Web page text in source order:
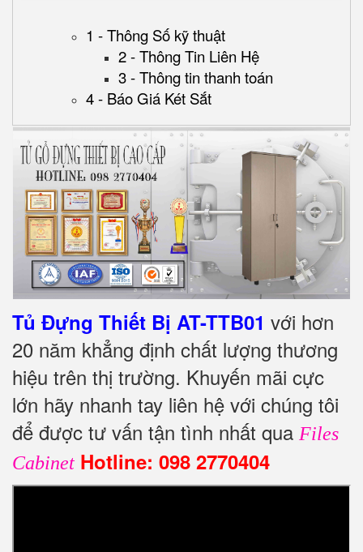
1 - Thông Số kỹ thuật
2 - Thông Tin Liên Hệ
3 - Thông tin thanh toán
4 - Báo Giá Két Sắt
Tủ Đựng Thiết Bị AT-TTB01 với hơn
20 năm khẳng định chất lượng thương
hiệu trên thị trường. Khuyến mãi cực
lớn hãy nhanh tay liên hệ với chúng tôi
để được tư vấn tận tình nhất qua Files
Cabinet Hotline: 098 2770404